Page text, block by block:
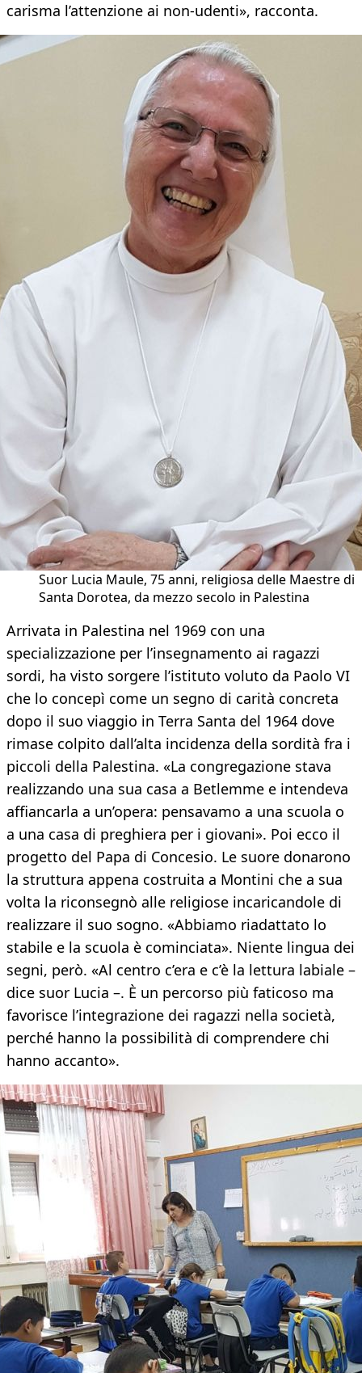
carisma l’attenzione ai non-udenti», racconta.
Suor Lucia Maule, 75 anni, religiosa delle Maestre di
Santa Dorotea, da mezzo secolo in Palestina
Arrivata in Palestina nel 1969 con una
specializzazione per l’insegnamento ai ragazzi
sordi, ha visto sorgere l’istituto voluto da Paolo VI
che lo concepì come un segno di carità concreta
dopo il suo viaggio in Terra Santa del 1964 dove
rimase colpito dall’alta incidenza della sordità fra i
piccoli della Palestina. «La congregazione stava
realizzando una sua casa a Betlemme e intendeva
affiancarla a un’opera: pensavamo a una scuola o
a una casa di preghiera per i giovani». Poi ecco il
progetto del Papa di Concesio. Le suore donarono
la struttura appena costruita a Montini che a sua
volta la riconsegnò alle religiose incaricandole di
realizzare il suo sogno. «Abbiamo riadattato lo
stabile e la scuola è cominciata». Niente lingua dei
segni, però. «Al centro c’era e c’è la lettura labiale –
dice suor Lucia –. È un percorso più faticoso ma
favorisce l’integrazione dei ragazzi nella società,
perché hanno la possibilità di comprendere chi
hanno accanto».